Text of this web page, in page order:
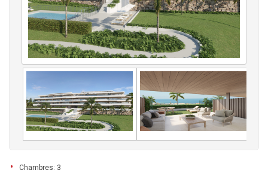
Chambres: 3